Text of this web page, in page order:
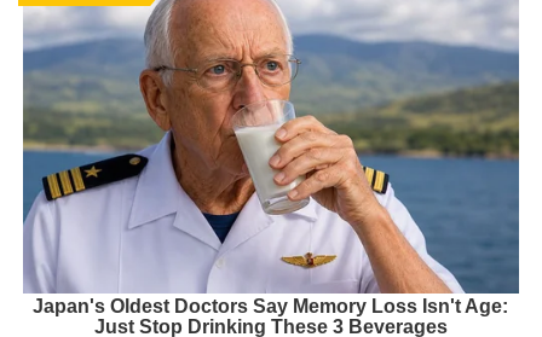
Japan's Oldest Doctors Say Memory Loss Isn't Age:
Just Stop Drinking These 3 Beverages